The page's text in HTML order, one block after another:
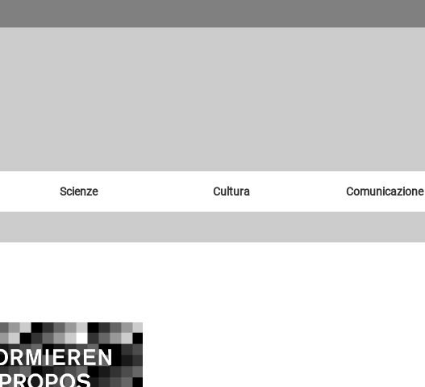
Scienze Cultura Comunicazione